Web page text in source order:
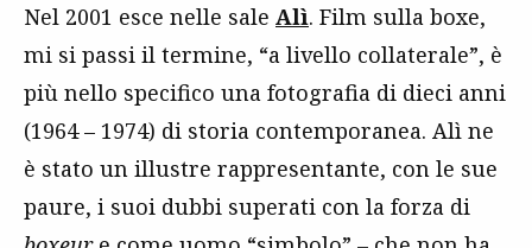
Nel 2001 esce nelle sale Alì. Film sulla boxe,
mi si passi il termine, “a livello collaterale”, è
più nello specifico una fotografia di dieci anni
(1964 – 1974) di storia contemporanea. Alì ne
è stato un illustre rappresentante, con le sue
paure, i suoi dubbi superati con la forza di